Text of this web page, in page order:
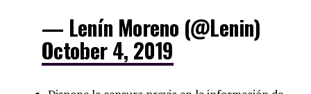
— Lenín Moreno (@Lenin)
October 4, 2019